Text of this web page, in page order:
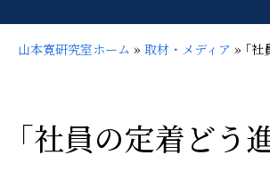
山本寛研究室ホーム » 取材・メディア » ｢社
｢社員の定着どう